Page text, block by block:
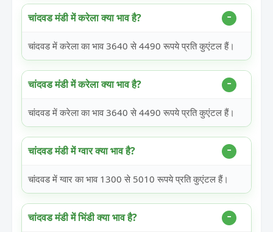
चांदवड मंडी में करेला क्या भाव है?
चांदवड में करेला का भाव 3640 से 4490 रूपये प्रति कुएंटल हैं।
चांदवड मंडी में करेला क्या भाव है?
चांदवड में करेला का भाव 3640 से 4490 रूपये प्रति कुएंटल हैं।
चांदवड मंडी में ग्वार क्या भाव है?
चांदवड में ग्वार का भाव 1300 से 5010 रूपये प्रति कुएंटल हैं।
चांदवड मंडी में भिंडी क्या भाव है?